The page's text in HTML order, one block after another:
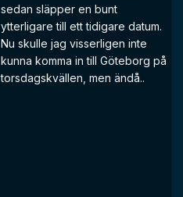
sedan släpper en bunt
ytterligare till ett tidigare datum.
Nu skulle jag visserligen inte
kunna komma in till Göteborg på
torsdagskvällen, men ändå..